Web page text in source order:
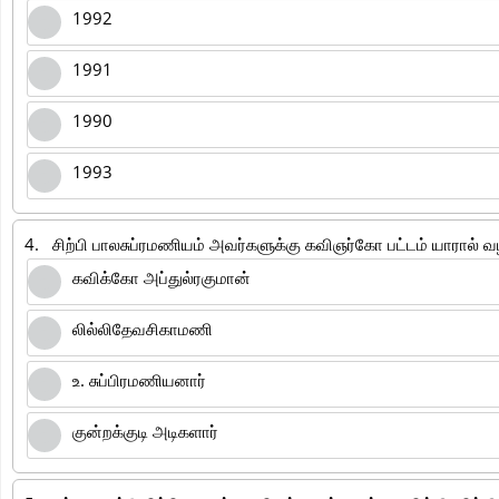
1992
1991
1990
1993
4.
சிற்பி பாலசுப்ரமணியம் அவர்களுக்கு கவிஞர்கோ பட்டம் யாரால்
கவிக்கோ அப்துல்ரகுமான்
லில்லிதேவசிகாமணி
உ. சுப்பிரமணியனார்
குன்றக்குடி அடிகளார்